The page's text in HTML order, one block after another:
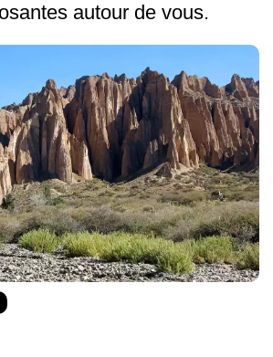
autour de vous.